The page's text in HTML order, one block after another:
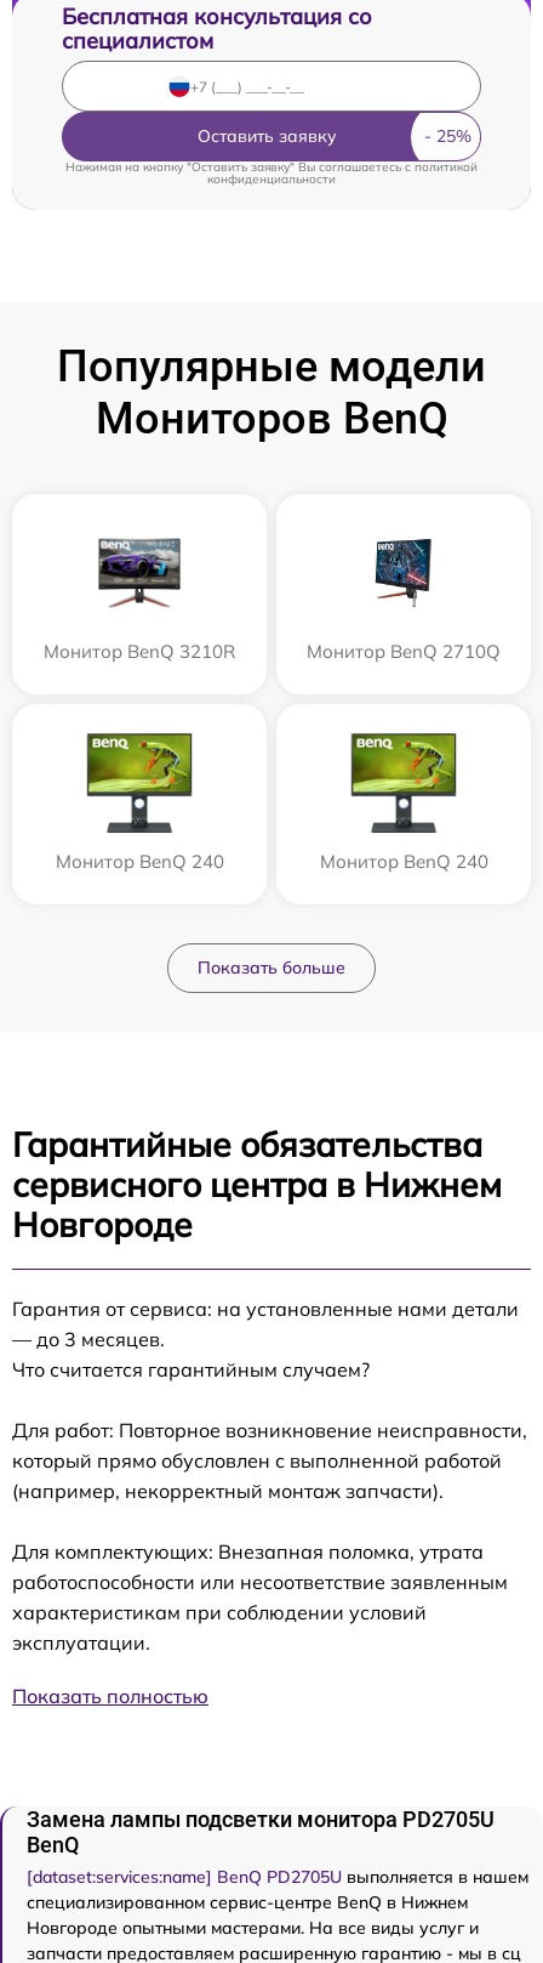
Бесплатная консультация со
специалистом
Оставить заявку
Нажимая на кнопку "Оставить заявку" Вы соглашаетесь cполитикой
конфиденциальности
Популярные модели
Мониторов BenQ
Монитор BenQ 3210R Монитор BenQ 2710Q
Монитор BenQ 240 Монитор BenQ 240
Показать больше
Гарантийные обязательства
сервисного центра в Нижнем
Новгороде
Гарантия от сервиса: на установленные нами детали
— до 3 месяцев.
Что считается гарантийным случаем?
Для работ: Повторное возникновение неисправности,
который прямо обусловлен с выполненной работой
(например, некорректный монтаж запчасти).
Для комплектующих: Внезапная поломка, утрата
работоспособности или несоответствие заявленным
характеристикам при соблюдении условий
эксплуатации.
Показать полностью
Замена лампы подсветки монитора PD2705U
BenQ
[dataset:services:name] BenQ PD2705U выполняется в нашем
специализированном сервис-центре BenQ в Нижнем
Новгороде опытными мастерами. На все виды услуг и
запчасти предоставляем расширенную гарантию - мы в сц